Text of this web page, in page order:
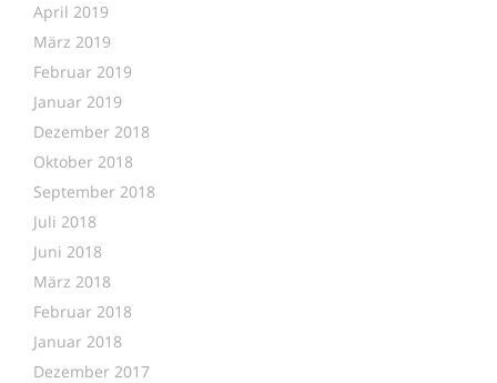
April 2019
März 2019
Februar 2019
Januar 2019
Dezember 2018
Oktober 2018
September 2018
Juli 2018
Juni 2018
März 2018
Februar 2018
Januar 2018
Dezember 2017